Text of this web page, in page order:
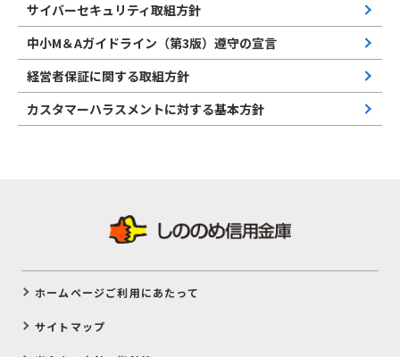
サイバーセキュリティ取組方針
中小M＆Aガイドライン（第3版）遵守の宣言
経営者保証に関する取組方針
カスタマーハラスメントに対する基本方針
ホームページご利用にあたって
サイトマップ